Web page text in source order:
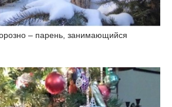
– парень, занимающийся